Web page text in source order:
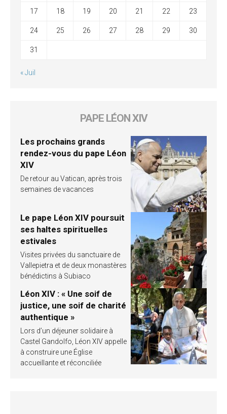
17 18 19 20 21 22 23
24 25 26 27 28 29 30
31
« Juil
PAPE LÉON XIV
Les prochains grands
rendez-vous du pape Léon
XIV
De retour au Vatican, après trois
semaines de vacances
Le pape Léon XIV poursuit
ses haltes spirituelles
estivales
Visites privées du sanctuaire de
Vallepietra et de deux monastères
bénédictins à Subiaco
Léon XIV : « Une soif de
justice, une soif de charité
authentique »
Lors d’un déjeuner solidaire à
Castel Gandolfo, Léon XIV appelle
à construire une Église
accueillante et réconciliée